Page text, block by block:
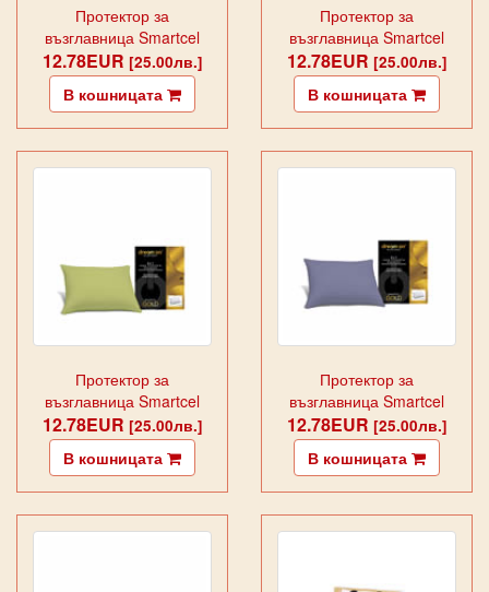
Протектор за
възглавница Smartcel
Gold Ecru
12.78EUR [25.00лв.]
В кошницата
Протектор за
възглавница Smartcel
Gold Fuxia
12.78EUR [25.00лв.]
В кошницата
Протектор за
възглавница Smartcel
Gold Green
12.78EUR [25.00лв.]
В кошницата
Протектор за
възглавница Smartcel
Gold Grey
12.78EUR [25.00лв.]
В кошницата